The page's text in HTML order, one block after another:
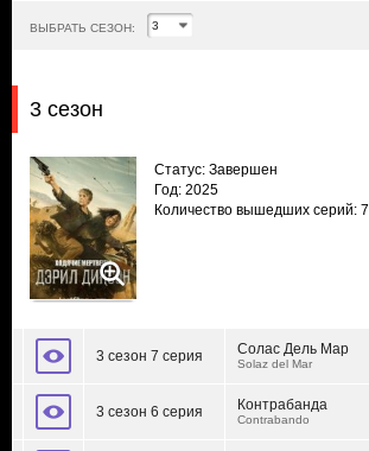
ВЫБРАТЬ СЕЗОН:
3 сезон
Статус: Завершен
Год: 2025
Количество вышедших серий: 7
3 сезон 7 серия Солас Дель Мар
Solaz del Mar
3 сезон 6 серия Контрабанда
Contrabando